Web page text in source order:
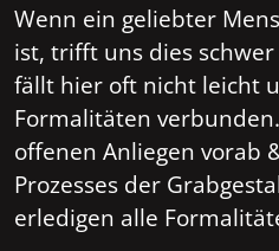
Wenn ein geliebter
ist, trifft uns dies
fällt hier oft nicht leicht
Formalitäten
offenen Anliegen vorab
Prozesses der
erledigen alle